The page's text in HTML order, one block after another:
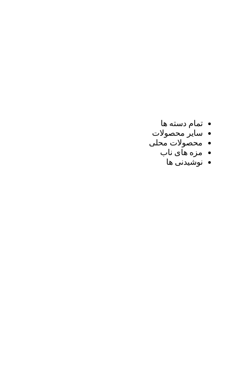
تمام دسته ها
سایر محصولات
محصولات محلی
مزه های ناب
نوشیدنی ها